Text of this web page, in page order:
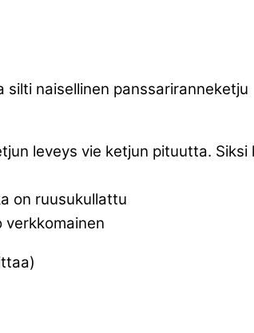
silti naisellinen panssariranneketju
leveys vie ketjun pituutta.
on ruusukullattu
verkkomainen